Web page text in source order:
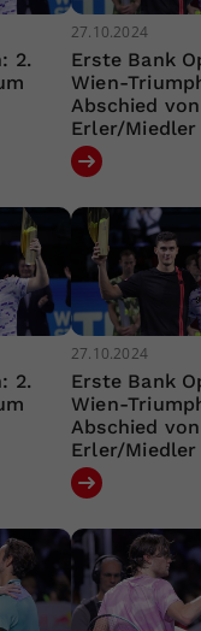
2.
27.10.2024
Erste Bank
Wien-
Abschied von
Erler/Miedler
2.
27.10.2024
Erste Bank
Wien-
Abschied von
Erler/Miedler